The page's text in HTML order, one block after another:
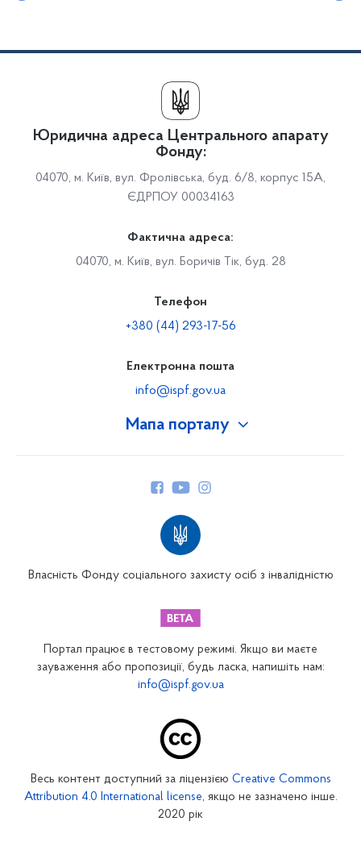
Мапа порталу
Закарпатське відділення
Запорізьке відділення
Кіровоградське відділення
Юридична адреса Центрального апарату
Фонду:
04070, м. Київ, вул. Фролівська, буд. 6/8, корпус 15А,
ЄДРПОУ 00034163
Фактична адреса:
04070, м. Київ, вул. Боричів Тік, буд. 28
Телефон
+380 (44) 293-17-56
Електронна пошта
info@ispf.gov.ua
Власність Фонду соціального захисту осіб з інвалідністю
Портал працює в тестовому режимі. Якщо ви маєте
зауваження або пропозиції, будь ласка, напишіть нам:
info@ispf.gov.ua
Весь контент доступний за ліцензією Creative Commons
Attribution 4.0 International license, якщо не зазначено інше.
2020 рік